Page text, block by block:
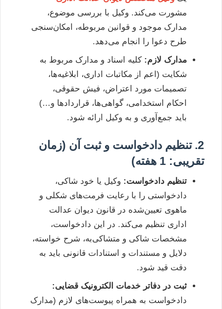
مشورت می‌کند. وکیل با بررسی موضوع،
مدارک موجود و قوانین مربوطه، امکان‌سنجی
طرح دعوا را انجام می‌دهد.
مدارک لازم: کلیه اسناد و مدارک مربوط به
شکایت (اعم از مکاتبات اداری، ابلاغیه‌ها،
تصمیمات مورد اعتراض، فیش حقوقی،
احکام استخدامی، گواهی‌ها، قراردادها و…)
باید جمع‌آوری و به وکیل ارائه شود.
2. تنظیم دادخواست و ثبت آن (زمان
تقریبی: 1 هفته)
تنظیم دادخواست: وکیل یا خود شاکی،
دادخواستی را با رعایت فرمت‌های شکلی و
ماهوی تعیین‌شده در قانون دیوان عدالت
اداری تنظیم می‌کند. در این دادخواست،
مشخصات شاکی و متشاکی‌به، شرح خواسته،
دلایل و مستندات و استنادات قانونی باید به
دقت قید شود.
ثبت در دفاتر خدمات الکترونیک قضایی:
دادخواست به همراه پیوست‌های لازم (مدارک